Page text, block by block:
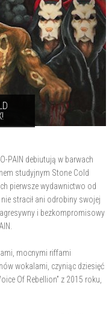
PAIN debiutują w barwach
studyjnym Stone Cold
pierwsze wydawnictwo od
stracił ani odrobiny swojej
i bezkompromisowy
mocnymi riffami
wokalami, czyniąc dziesięć
Of Rebellion” z 2015 roku,